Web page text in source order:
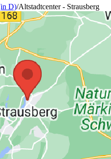
D)/Altstadtcenter - Strausberg